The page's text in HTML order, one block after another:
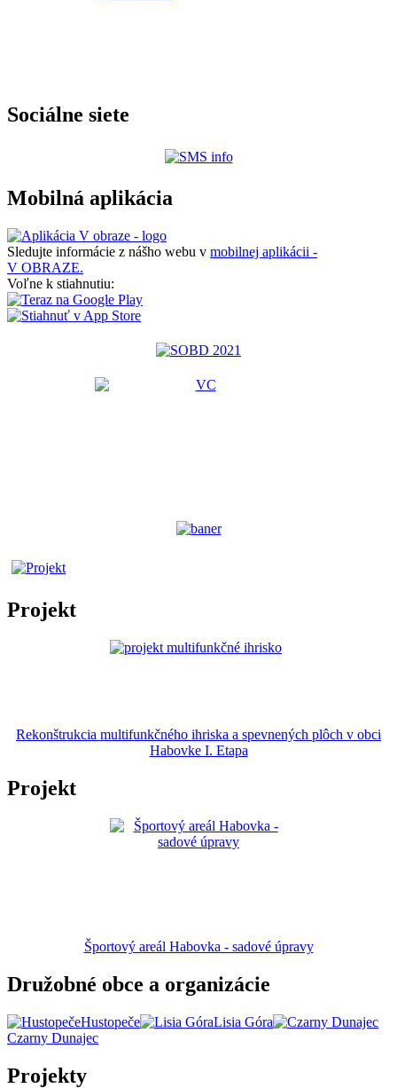
Sociálne siete
Mobilná aplikácia
Sledujte informácie z nášho webu v mobilnej aplikácii -
V OBRAZE.
Voľne k stiahnutiu:
Projekt
Rekonštrukcia multifunkčného ihriska a spevnených plôch v obci
Habovke I. Etapa
Projekt
Športový areál Habovka - sadové úpravy
Družobné obce a organizácie
Hustopeče
Lisia Góra
Czarny Dunajec
Projekty